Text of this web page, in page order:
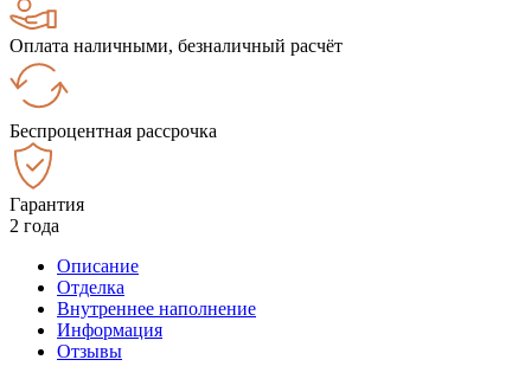
Оплата наличными, безналичный расчёт
Беспроцентная рассрочка
Гарантия
2 года
Описание
Отделка
Внутреннее наполнение
Информация
Отзывы